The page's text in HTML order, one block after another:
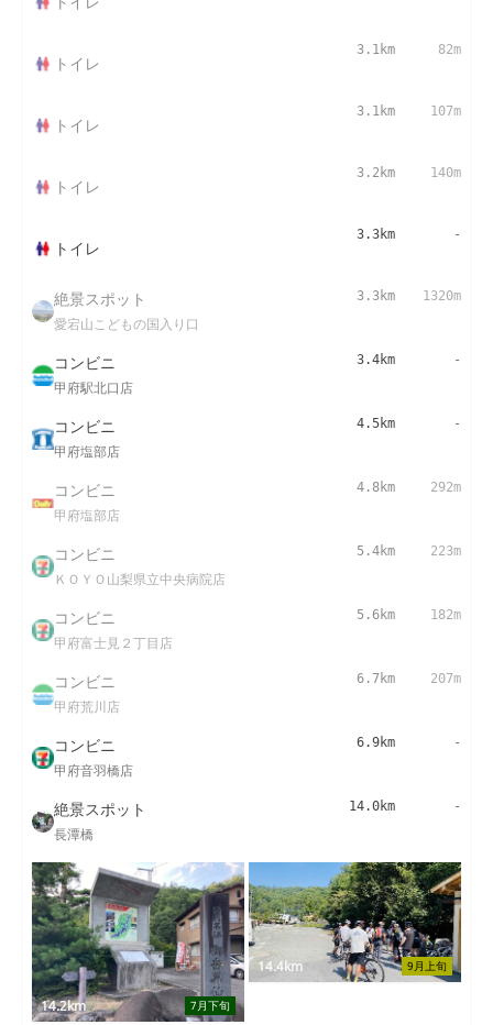
トイレ
3.1km 82m
トイレ
3.1km 107m
トイレ
3.2km 140m
トイレ
3.3km -
絶景スポット
愛宕山こどもの国入り口
3.3km 1320m
コンビニ
甲府駅北口店
3.4km -
コンビニ
甲府塩部店
4.5km -
コンビニ
甲府塩部店
4.8km 292m
コンビニ
ＫＯＹＯ山梨県立中央病院店
5.4km 223m
コンビニ
甲府富士見２丁目店
5.6km 182m
コンビニ
甲府荒川店
6.7km 207m
コンビニ
甲府音羽橋店
6.9km -
絶景スポット
長潭橋
14.0km -
7月下旬
14.2km
9月上旬
14.4km